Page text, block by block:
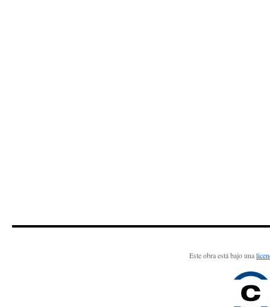
Este obra está bajo una